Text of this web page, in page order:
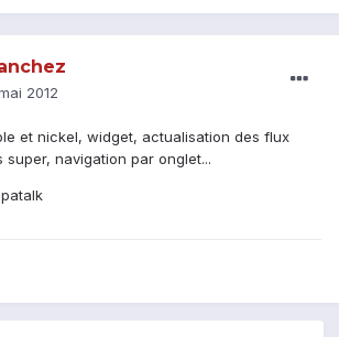
2012
et nickel, widget, actualisation des flux
super, navigation par onglet...